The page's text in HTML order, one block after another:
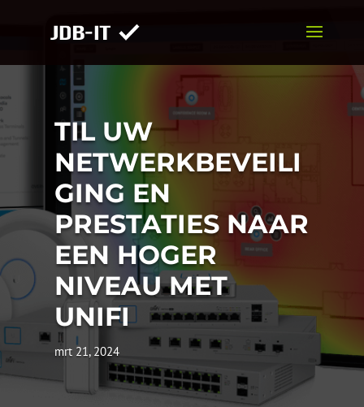
TIL UW
NETWERKBEVEILI
GING EN
PRESTATIES NAAR
EEN HOGER
NIVEAU MET
UNIFI
mrt 21, 2024